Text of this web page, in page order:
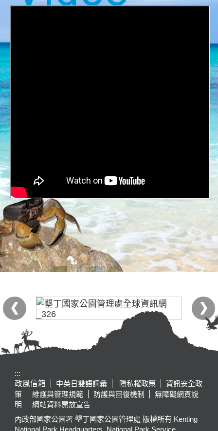
:::
政風信箱
中英日雙語詞彙 隱私權政策
資訊安全政
策
維護與管理規範 防護與回復機制
無障礙網頁說
明
網站資料開放宣告
內政部國家公園署 墾丁國家公園管理處 版權所有 Kenting
National Park Headquarters, National Park Service,